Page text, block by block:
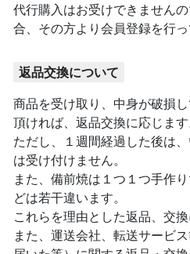
代行購入はお受けできません
合、その方より会員登録を行
返品交換について
商品を受け取り、中身が破損
頂ければ、返品交換に応じま
ただし、１週間経過した後は
は受け付けません。
また、備前焼は１つ１つ手作
どは若干違います。
これらを理由とした返品、交
また、運送会社、転送サービ